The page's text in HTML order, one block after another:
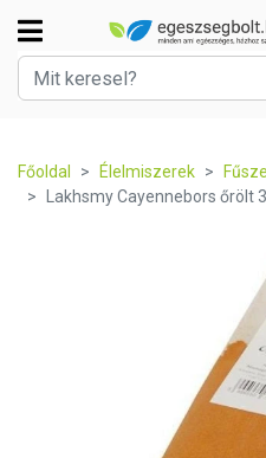
Főoldal Élelmiszerek
Lakhsmy Cayennebors őrölt